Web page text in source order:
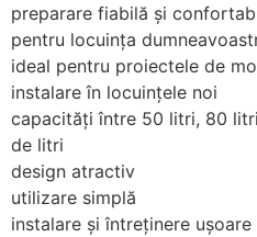
preparare fiabilă şi
pentru locuinţa
ideal pentru proiectele de
instalare în locuinţele noi
capacităţi între 50 litri, 80
de litri
design atractiv
utilizare simplă
instalare şi întreţinere uşoare